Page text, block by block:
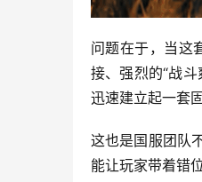
问题在于，当这
接、强烈的“战
迅速建立起一套
这也是国服团队
能让玩家带着错